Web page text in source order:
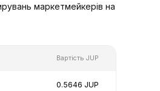
маркетмейкерів на
Вартість JUP
0.5646 JUP